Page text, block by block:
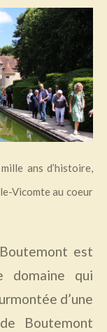
ans d’histoire,
Vicomte au coeur
est
domaine qui
d’une
Boutemont